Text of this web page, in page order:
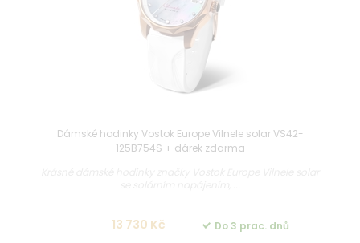
Dámské hodinky Vostok Europe Vilnele solar VS42-
125B754S + dárek zdarma
13 730 Kč Do 3 prac. dnů